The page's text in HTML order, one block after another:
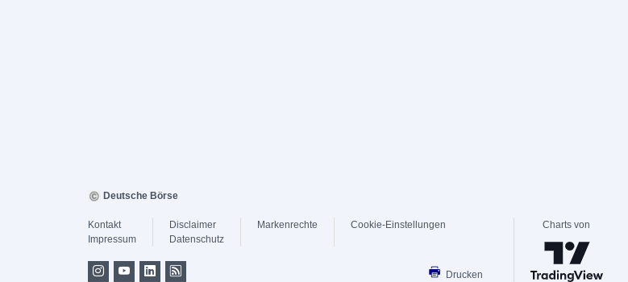
Deutsche Börse
Kontakt
Impressum
Disclaimer
Datenschutz
Markenrechte Cookie-Einstellungen
Drucken
Charts von